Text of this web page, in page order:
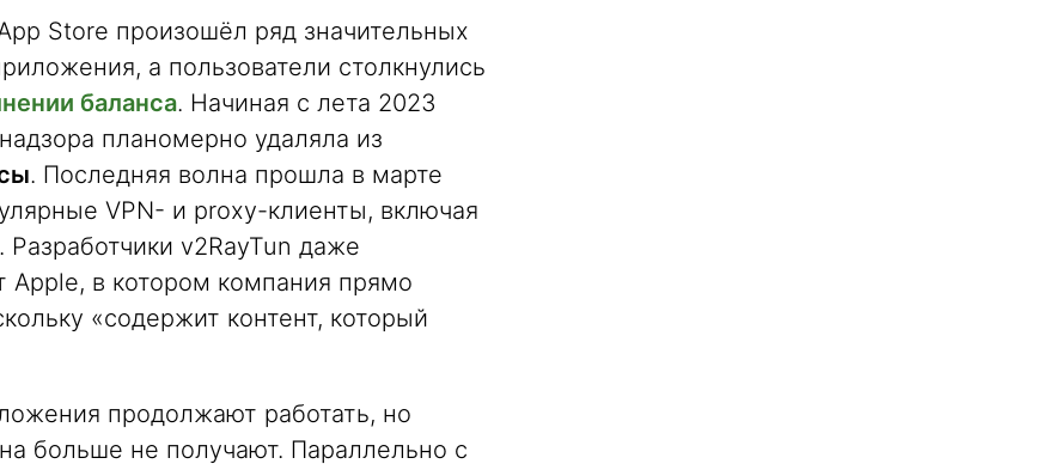
Store произошёл ряд значительных
а пользователи столкнулись
баланса. Начиная с лета 2023
планомерно удаляла из
. Последняя волна прошла в марте
VPN- и proxy-клиенты, включая
v2RayTun даже
Apple, в котором компания прямо
«содержит контент, который
продолжают работать, но
больше не получают. Параллельно с